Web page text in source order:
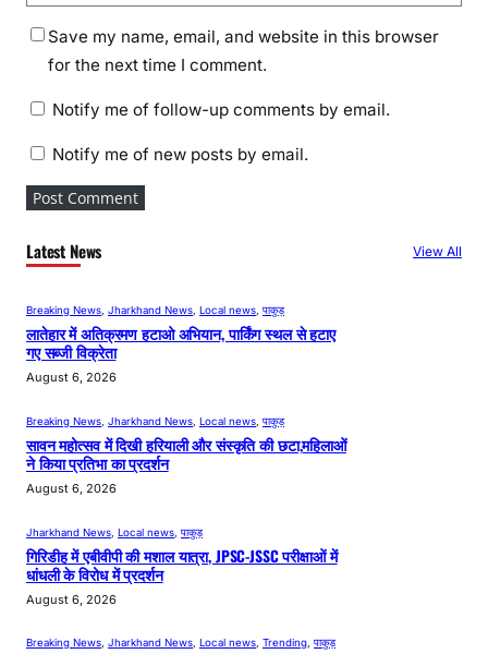
Save my name, email, and website in this browser
for the next time I comment.
Notify me of follow-up comments by email.
Notify me of new posts by email.
Latest News View All
Breaking News, Jharkhand News, Local news, पाकुड़
लातेहार में अतिक्रमण हटाओ अभियान, पार्किंग स्थल से हटाए
गए सब्जी विक्रेता
August 6, 2026
Breaking News Jharkhand News Local news पाकुड़
सावन महोत्सव में दिखी हरियाली और संस्कृति की छटा,महिलाओं
ने किया प्रतिभा का प्रदर्शन
August 6, 2026
Jharkhand News Local news पाकुड़
गिरिडीह में एबीवीपी की मशाल यात्रा, JPSC-JSSC परीक्षाओं में
धांधली के विरोध में प्रदर्शन
August 6, 2026
Breaking News, Jharkhand News, Local news, Trending, पाकुड़